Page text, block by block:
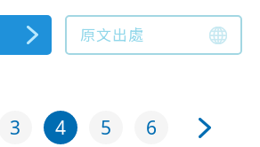
所有這些都符合農業應用的通用
ISO 認證。原文出處
3 4 5 6